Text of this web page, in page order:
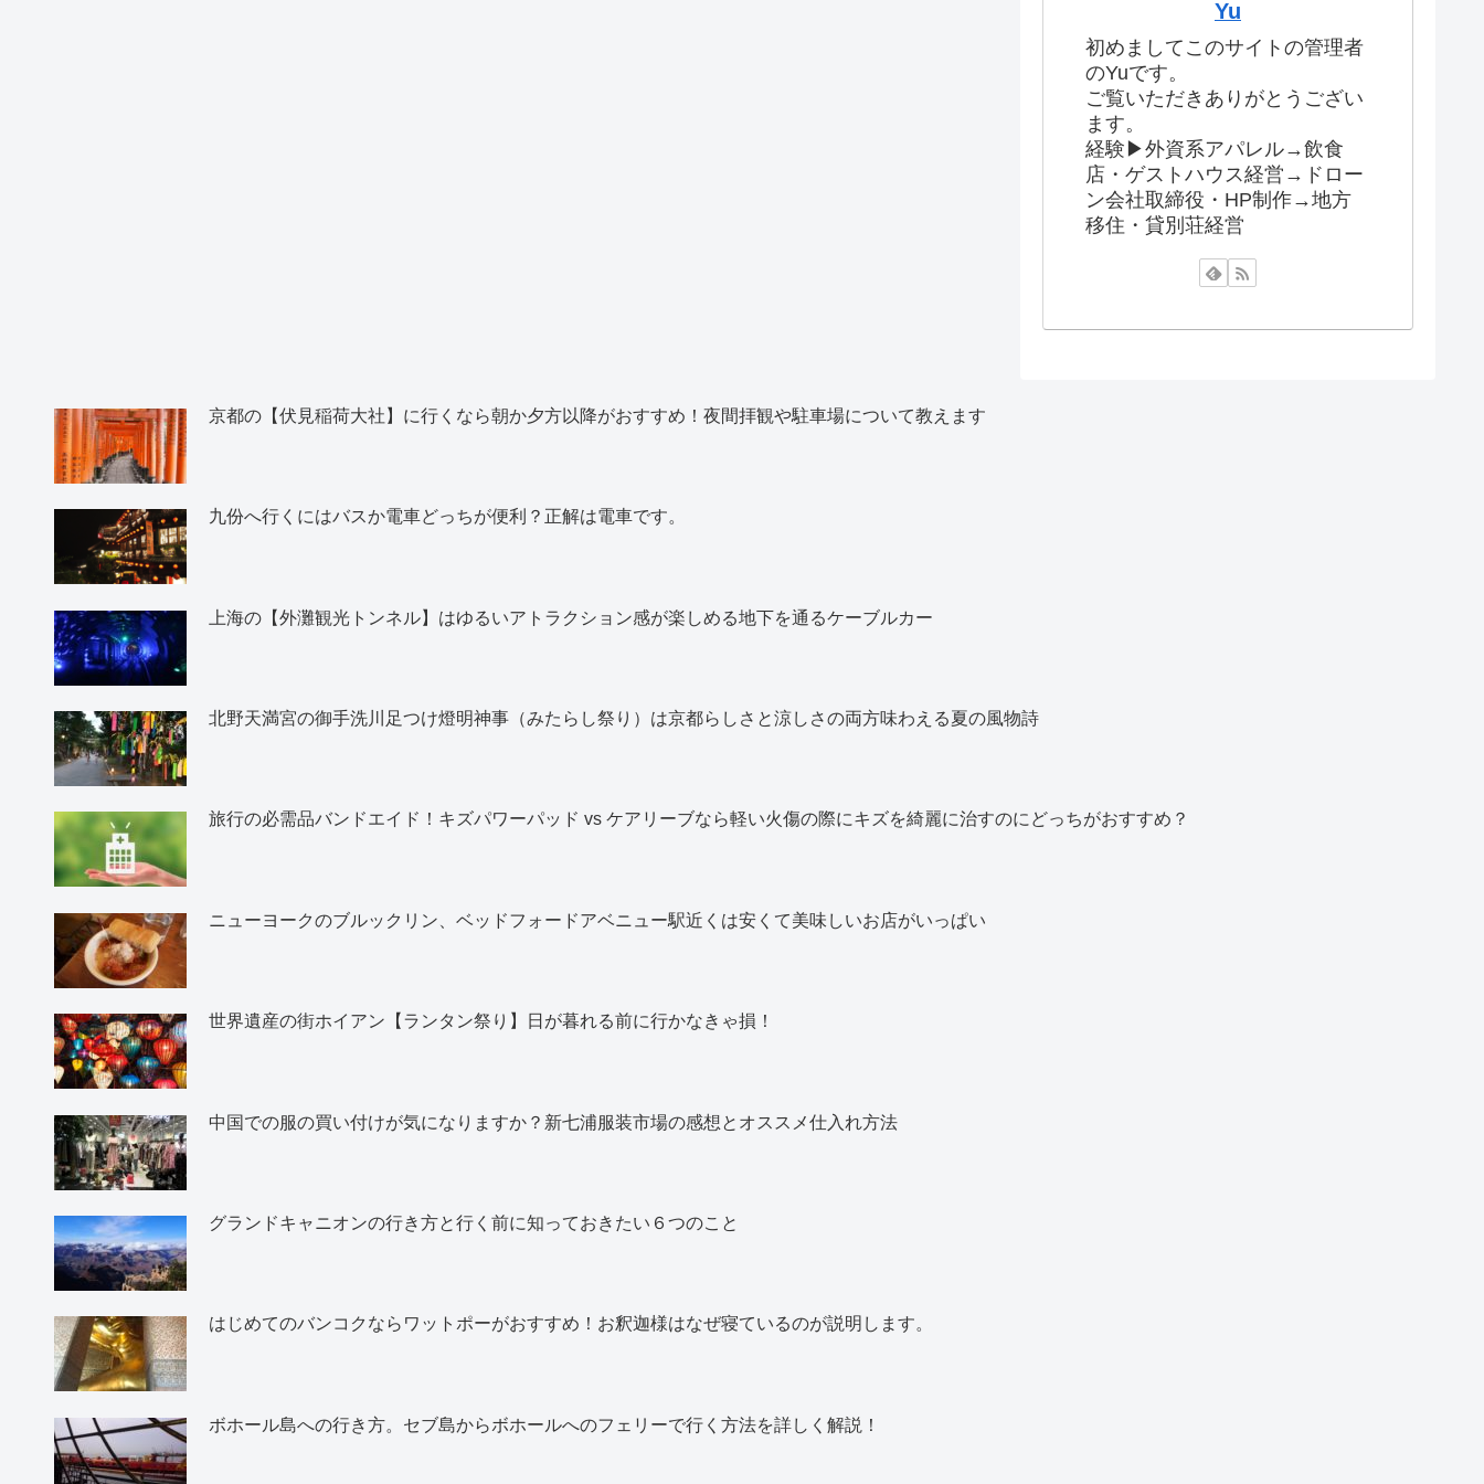
Yu
初めましてこのサイトの管理者
のYuです。
ご覧いただきありがとうござい
ます。
経験▶︎外資系アパレル→飲食
店・ゲストハウス経営→ドロー
ン会社取締役・HP制作→地方
移住・貸別荘経営
京都の【伏見稲荷大社】に行くなら朝か夕方以降がおすすめ！夜間拝観や駐車場について教えます
九份へ行くにはバスか電車どっちが便利？正解は電車です。
上海の【外灘観光トンネル】はゆるいアトラクション感が楽しめる地下を通るケーブルカー
北野天満宮の御手洗川足つけ燈明神事（みたらし祭り）は京都らしさと涼しさの両方味わえる夏の風物詩
旅行の必需品バンドエイド！キズパワーパッド vs ケアリーブなら軽い火傷の際にキズを綺麗に治すのにどっちがおすすめ？
ニューヨークのブルックリン、ベッドフォードアベニュー駅近くは安くて美味しいお店がいっぱい
世界遺産の街ホイアン【ランタン祭り】日が暮れる前に行かなきゃ損！
中国での服の買い付けが気になりますか？新七浦服装市場の感想とオススメ仕入れ方法
グランドキャニオンの行き方と行く前に知っておきたい６つのこと
はじめてのバンコクならワットポーがおすすめ！お釈迦様はなぜ寝ているのが説明します。
ボホール島への行き方。セブ島からボホールへのフェリーで行く方法を詳しく解説！